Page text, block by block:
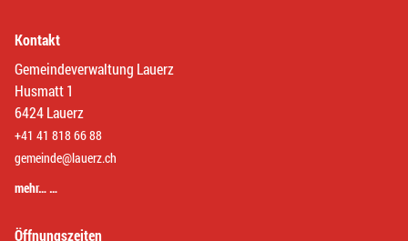
Kontakt
Gemeindeverwaltung Lauerz
Husmatt 1
6424 Lauerz
+41 41 818 66 88
gemeinde@lauerz.ch
mehr… …
Öffnungszeiten